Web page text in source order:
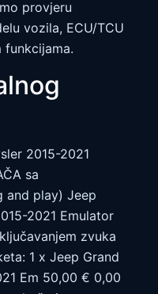
provjeru
vozila, ECU/TCU
2015-2021
sa
and play) Jeep
2021 Emulator
zvuka
1 x Jeep Grand
Em 50,00 € 0,00